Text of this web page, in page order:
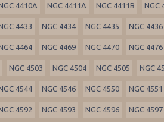
4410A NGC 4411A NGC 4411B NGC
4433 NGC 4434 NGC 4435 NGC 4436
4464 NGC 4469 NGC 4470 NGC 4476
NGC 4503 NGC 4504 NGC 4505 NGC
4544 NGC 4546 NGC 4550 NGC 4551
4592 NGC 4593 NGC 4596 NGC 4597